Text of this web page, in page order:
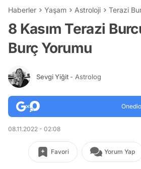
Haberler Yaşam Astroloji Terazi
8 Kasım Terazi
Burç Yorumu
Sevgi Yiğit - Astrolog
08.11.2022 - 02:08
Favori Yorum Yap